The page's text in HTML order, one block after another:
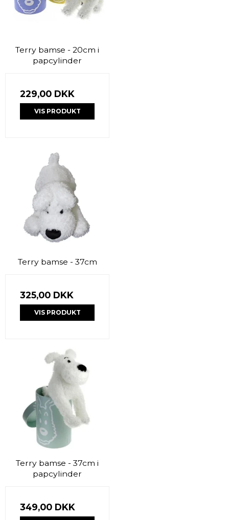
Terry bamse - 20cm i
papcylinder
229,00 DKK
VIS PRODUKT
Terry bamse - 37cm
325,00 DKK
VIS PRODUKT
Terry bamse - 37cm i
papcylinder
349,00 DKK